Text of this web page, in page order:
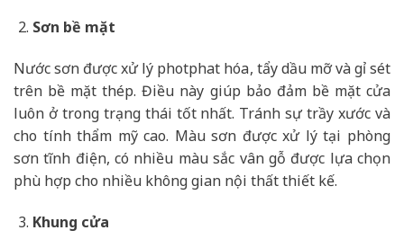
Sơn bề mặt
Nước sơn được xử lý photphat hóa, tẩy dầu mỡ và gỉ sét
trên bề mặt thép. Điều này giúp bảo đảm bề mặt cửa
luôn ở trong trạng thái tốt nhất. Tránh sự trầy xước và
cho tính thẩm mỹ cao. Màu sơn được xử lý tại phòng
sơn tĩnh điện, có nhiều màu sắc vân gỗ được lựa chọn
phù hợp cho nhiều không gian nội thất thiết kế.
Khung cửa